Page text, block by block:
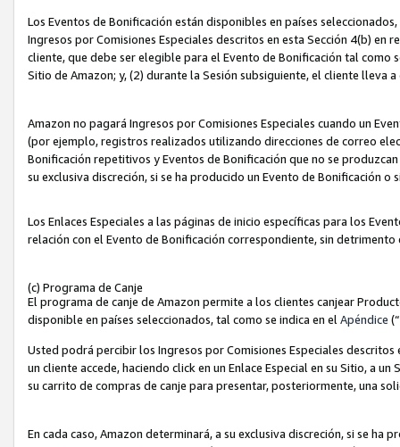
Los Eventos de Bonificación están disponibles en países
Ingresos por Comisiones Especiales descritos en esta Sección 4(b) en
cliente, que debe ser elegible para el Evento de Bonificación tal como
Sitio de Amazon; y, (2) durante la Sesión subsiguiente, el cliente lleva
Amazon no pagará Ingresos por Comisiones Especiales cuando un
(por ejemplo, registros realizados utilizando direcciones de correo
Bonificación repetitivos y Eventos de Bonificación que no se
su exclusiva discreción, si se ha producido un Evento de Bonificación
Los Enlaces Especiales a las páginas de inicio específicas para los
relación con el Evento de Bonificación correspondiente, sin
(c) Programa de Canje
El programa de canje de Amazon permite a los clientes canjear
disponible en países seleccionados, tal como se indica en el Apéndice
Usted podrá percibir los Ingresos por Comisiones Especiales
un cliente accede, haciendo click en un Enlace Especial en su Sitio, a
su carrito de compras de canje para presentar, posteriormente, una
En cada caso, Amazon determinará, a su exclusiva discreción, si se